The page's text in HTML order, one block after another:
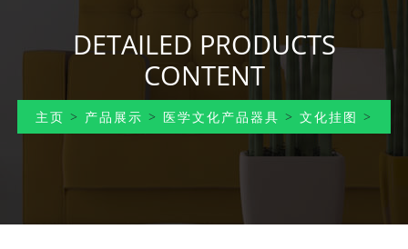
DETAILED PRODUCTS
CONTENT
主页 > 产品展示 > 医学文化产品器具 > 文化挂图 >